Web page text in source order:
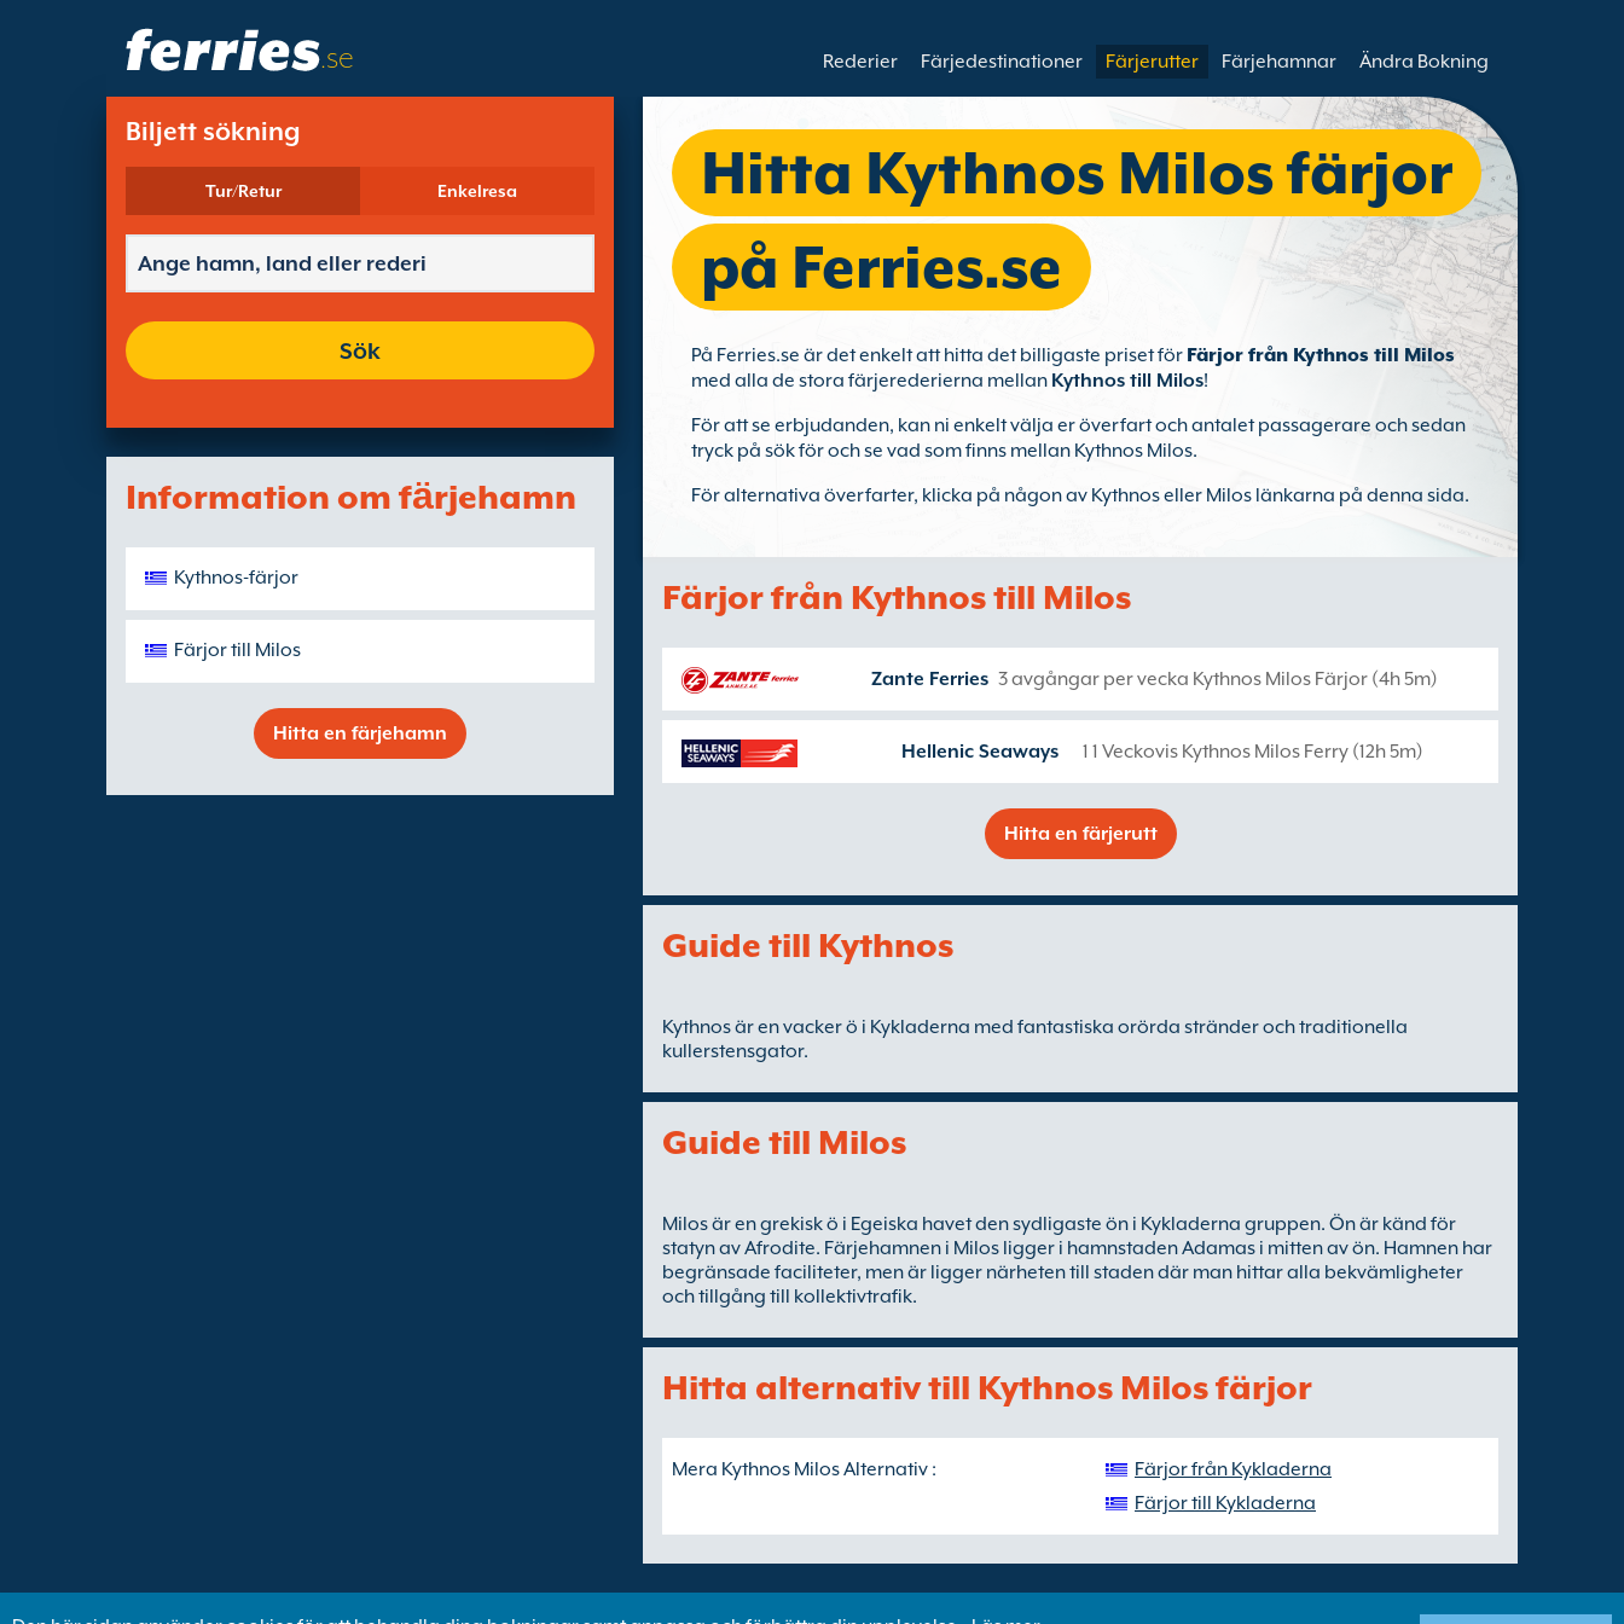
.se Rederier Färjedestinationer Färjerutter Färjehamnar Ändra Bokning
Biljett sökning
Tur/Retur Enkelresa
Sök
Information om fӓrjehamn
Kythnos-färjor
Färjor till Milos
Hitta en färjehamn
Hitta Kythnos Milos färjor
på Ferries.se
På Ferries.se är det enkelt att hitta det billigaste priset för Färjor från Kythnos till Milos
med alla de stora färjerederierna mellan Kythnos till Milos!
För att se erbjudanden, kan ni enkelt välja er överfart och antalet passagerare och sedan
tryck på sök för och se vad som finns mellan Kythnos Milos.
För alternativa överfarter, klicka på någon av Kythnos eller Milos länkarna på denna sida.
Färjor från Kythnos till Milos
Zante Ferries 3 avgångar per vecka Kythnos Milos Färjor (4h 5m)
Hellenic Seaways 1 1 Veckovis Kythnos Milos Ferry (12h 5m)
Hitta en färjerutt
Guide till Kythnos
Kythnos är en vacker ö i Kykladerna med fantastiska orörda stränder och traditionella
kullerstensgator.
Guide till Milos
Milos är en grekisk ö i Egeiska havet den sydligaste ön i Kykladerna gruppen. Ön är känd för
statyn av Afrodite. Färjehamnen i Milos ligger i hamnstaden Adamas i mitten av ön. Hamnen har
begränsade faciliteter, men är ligger närheten till staden där man hittar alla bekvämligheter
och tillgång till kollektivtrafik.
Hitta alternativ till Kythnos Milos färjor
Mera Kythnos Milos Alternativ :
Färjor från Kykladerna
Färjor till Kykladerna